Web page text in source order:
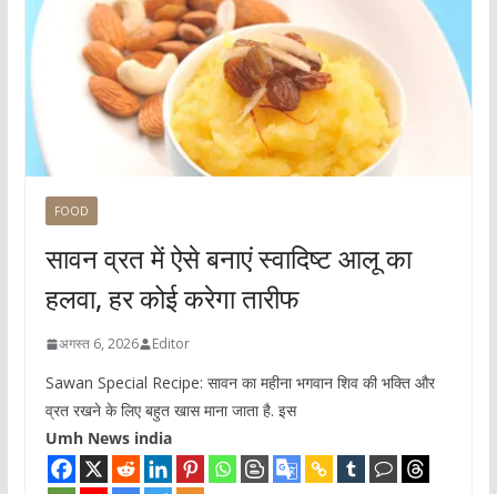
FOOD
सावन व्रत में ऐसे बनाएं स्वादिष्ट आलू का
हलवा, हर कोई करेगा तारीफ
अगस्त 6, 2026 Editor
Sawan Special Recipe: सावन का महीना भगवान शिव की भक्ति और
व्रत रखने के लिए बहुत खास माना जाता है. इस
Umh News india